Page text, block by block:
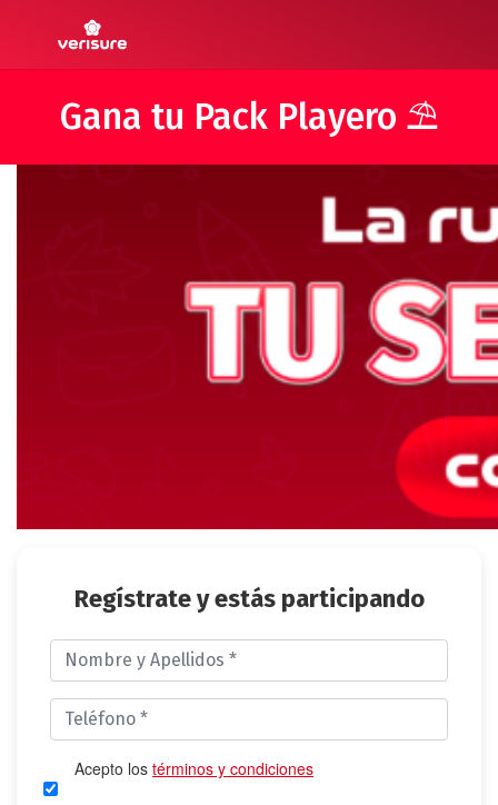
Gana tu Pack Playero ⛱️
Regístrate y estás participando
Acepto los términos y condiciones